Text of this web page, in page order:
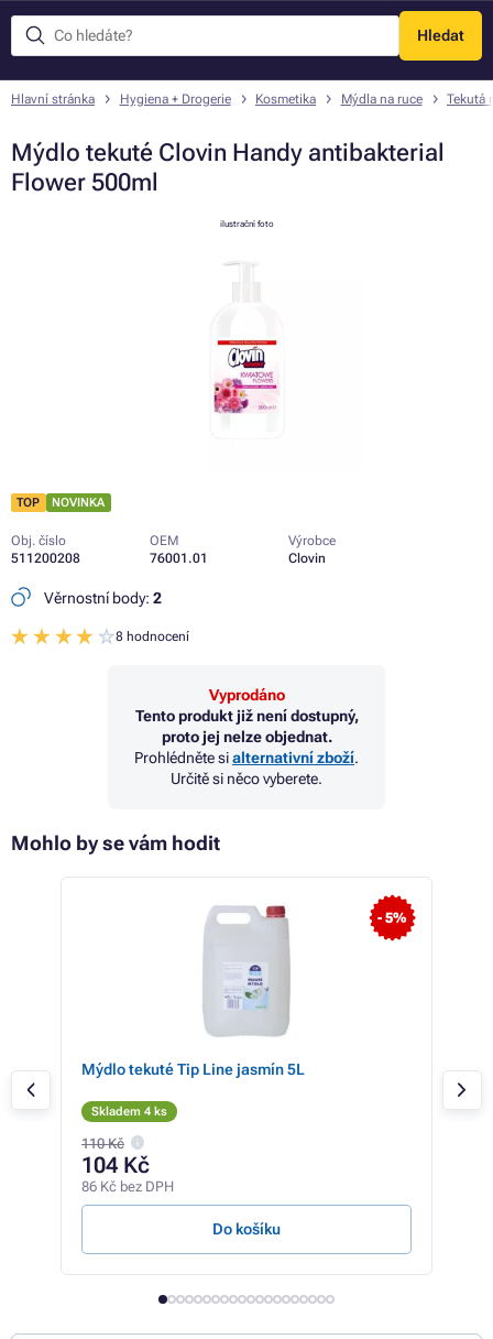
Hledat
Menu
Hlavní stránka Hygiena + Drogerie Kosmetika Mýdla na ruce Tekutá
Mýdlo tekuté Clovin Handy antibakterial
Flower 500ml
ilustrační foto
TOP NOVINKA
Obj. číslo
511200208
OEM
76001.01
Výrobce
Clovin
Věrnostní body: 2
8 hodnocení
Vyprodáno
Tento produkt již není dostupný,
proto jej nelze objednat.
Prohlédněte sialternativní zboží.
Určitě si něco vyberete.
Mohlo by se vám hodit
- 5%
Mýdlo tekuté Tip Line jasmín 5L
Skladem 4 ks
110 Kč
104 Kč
86 Kč bez DPH
Do košíku